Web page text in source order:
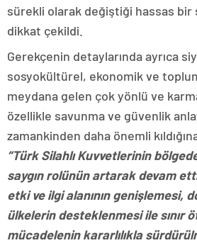
sürekli olarak değiştiği hassas
dikkat çekildi.
Gerekçenin detaylarında ayrıca
sosyokültürel, ekonomik ve
meydana gelen çok yönlü ve
özellikle savunma ve güvenlik
zamankinden daha önemli
“Türk Silahlı Kuvvetlerinin
saygın rolünün artarak devam
etki ve ilgi alanının genişlemesi,
ülkelerin desteklenmesi ile sınır
mücadelenin kararlılıkla